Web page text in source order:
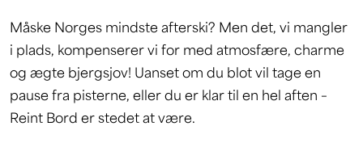
Måske Norges mindste afterski? Men det, vi mangler
i plads, kompenserer vi for med atmosfære, charme
og ægte bjergsjov! Uanset om du blot vil tage en
pause fra pisterne, eller du er klar til en hel aften –
Reint Bord er stedet at være.